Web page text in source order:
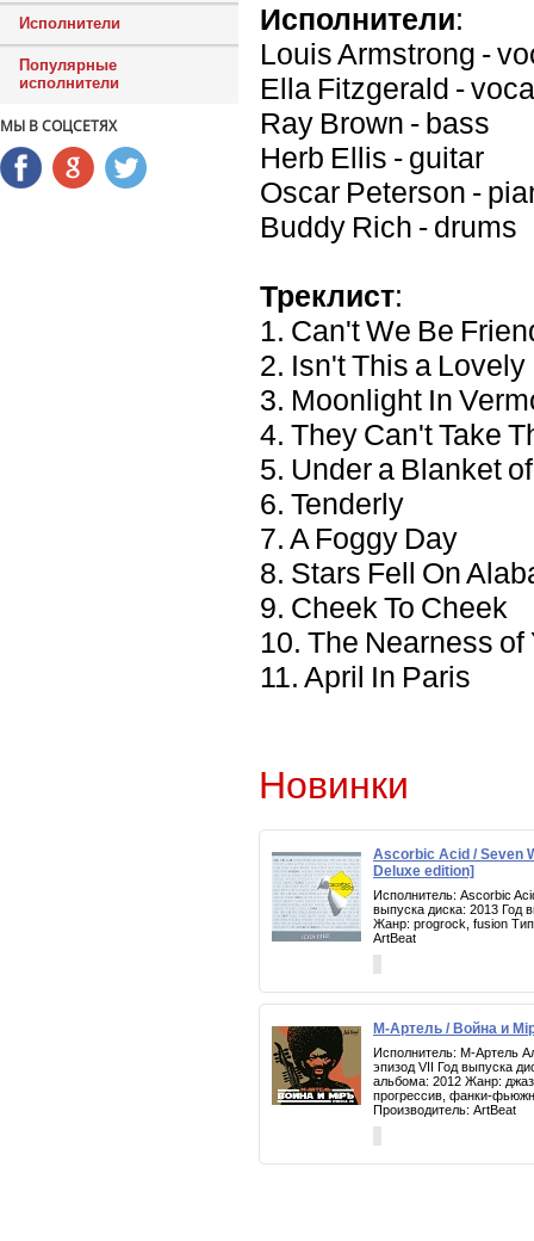
Исполнители
Популярные
исполнители
МЫ В СОЦСЕТЯХ
Исполнители:
Louis Armstrong -
Ella Fitzgerald -
Ray Brown - bass
Herb Ellis - guitar
Oscar Peterson -
Buddy Rich - drums
Треклист:
1. Can't We Be
2. Isn't This a Lovely
3. Moonlight In
4. They Can't Take
5. Under a Blanket
6. Tenderly
7. A Foggy Day
8. Stars Fell On
9. Cheek To Cheek
10. The Nearness of
11. April In Paris
Новинки
Ascorbic Acid / Seven
Deluxe edition]
Исполнитель: Ascorbic
выпуска диска: 2013 Год
Жанр: progrock, fusion
ArtBeat
М-Артель / Война и
Исполнитель: М-Артель
эпизод VII Год выпуска
альбома: 2012 Жанр:
прогрессив, фанки-
Производитель: ArtBeat